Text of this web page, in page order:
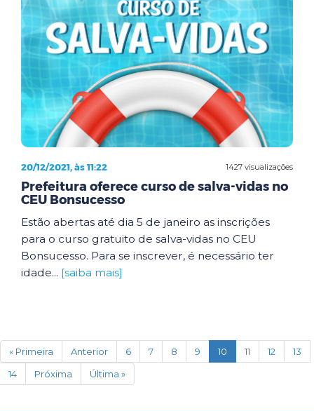
1427 visualizações
20/12/2021, às 11:22
Prefeitura oferece curso de salva-vidas no
CEU Bonsucesso
Estão abertas até dia 5 de janeiro as inscrições
para o curso gratuito de salva-vidas no CEU
Bonsucesso. Para se inscrever, é necessário ter
idade... [saiba mais]
« Primeira Anterior 6 7 8 9 10 (current)
11 12
13
14
Próxima Última »